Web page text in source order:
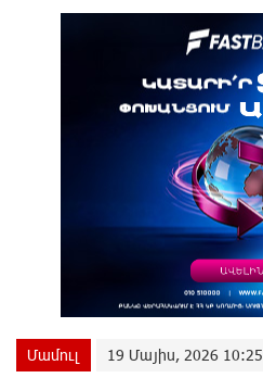
Մամուլ 19 Մայիս, 2026 10:25